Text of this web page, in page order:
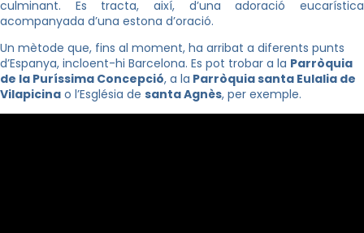
culminant. Es tracta, així, d’una adoració eucarística
acompanyada d’una estona d’oració.
Un mètode que, fins al moment, ha arribat a diferents punts
d’Espanya, incloent-hi Barcelona. Es pot trobar a la Parròquia
de la Puríssima Concepció, a la Parròquia santa Eulalia de
Vilapicina o l’Església de santa Agnès, per exemple.